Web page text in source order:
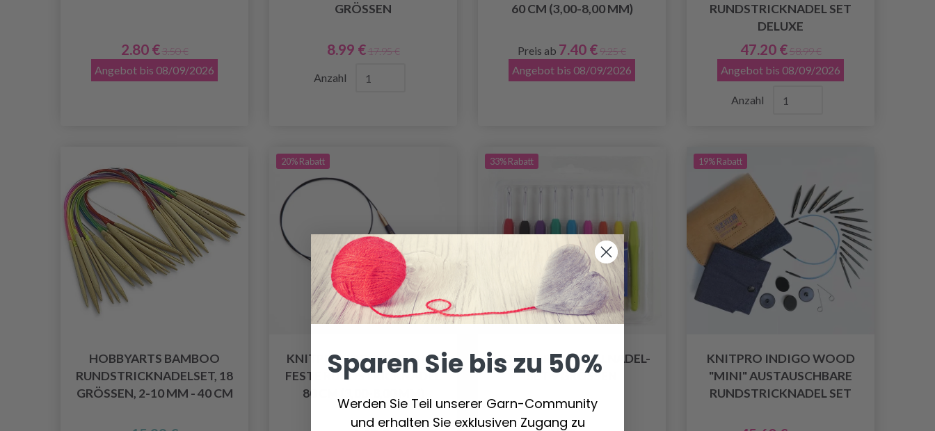
2.80 € 3.50 €
Angebot bis 08/09/2026
GRÖSSEN
8.99 € 17.95 €
Anzahl
60 CM (3,00-8,00 MM)
Preis ab 7.40 €9.25 €
Angebot bis 08/09/2026
RUNDSTRICKNADEL SET
DELUXE
47.20 € 58.99 €
Angebot bis 08/09/2026
Anzahl
HOBBYARTS BAMBOO
RUNDSTRICKNADELSET, 18
GRÖSSEN, 2-10 MM - 40 CM
20% Rabatt
KNITPRO J'ADORE CUBICS
FESTE RUNDSTRICKNADEL
80 CM (3,00-8,00 MM)
33% Rabatt
HOBBYARTS HÄKELNADEL-
SET 9 GRÖSSEN
19% Rabatt
KNITPRO INDIGO WOOD
"MINI" AUSTAUSCHBARE
RUNDSTRICKNADEL SET
Sparen Sie bis zu 50%
Werden Sie Teil unserer Garn-Community
und erhalten Sie exklusiven Zugang zu